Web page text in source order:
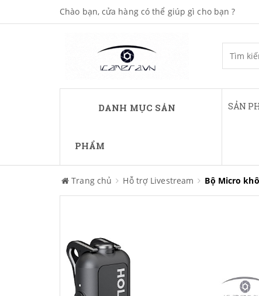
Chào bạn, cửa hàng có thể giúp gì cho bạn ?
DANH MỤC SẢN
PHẨM
SẢN
Trang chủ Hỗ trợ Livestream Bộ Micro